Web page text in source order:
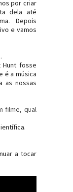
por criar
dela até
Depois
e vamos
Hunt fosse
é a música
as nossas
filme, qual
a tocar